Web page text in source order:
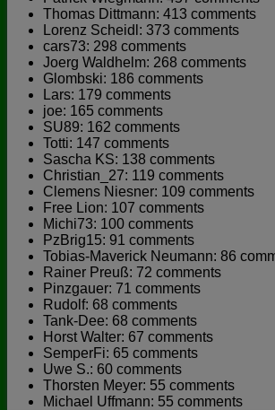
Thomas Dittmann: 413 comments
Lorenz Scheidl: 373 comments
cars73: 298 comments
Joerg Waldhelm: 268 comments
Glombski: 186 comments
Lars: 179 comments
joe: 165 comments
SU89: 162 comments
Totti: 147 comments
Sascha KS: 138 comments
Christian_27: 119 comments
Clemens Niesner: 109 comments
Free Lion: 107 comments
Michi73: 100 comments
PzBrig15: 91 comments
Tobias-Maverick Neumann: 86
Rainer Preuß: 72 comments
Pinzgauer: 71 comments
Rudolf: 68 comments
Tank-Dee: 68 comments
Horst Walter: 67 comments
SemperFi: 65 comments
Uwe S.: 60 comments
Thorsten Meyer: 55 comments
Michael Uffmann: 55 comments